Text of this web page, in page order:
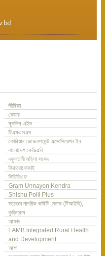
জীবিকা
কেয়ার
মুসলিম এইড
টিএমএসএস
কোরিয়ান ডেভেলপমেন্ট এসোসিয়েশন ইন
বাংলাদেশ কেডিএবি
বকুলতলী মহিলা সংসদ
কিরারোনোকাই
সিডিডিএফ
Gram Unnayon Kendra
Shishu Polli Plus
সচেতন নাগরিক কমিটি ,সনাক (টিআইবি),
কুড়িগ্রাম
আফাদ
LAMB Integrated Rural Health
and Development
আশা